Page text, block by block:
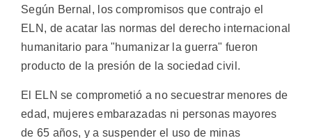
Según Bernal, los compromisos que contrajo el
ELN, de acatar las normas del derecho internacional
humanitario para "humanizar la guerra" fueron
producto de la presión de la sociedad civil.
El ELN se comprometió a no secuestrar menores de
edad, mujeres embarazadas ni personas mayores
de 65 años, y a suspender el uso de minas